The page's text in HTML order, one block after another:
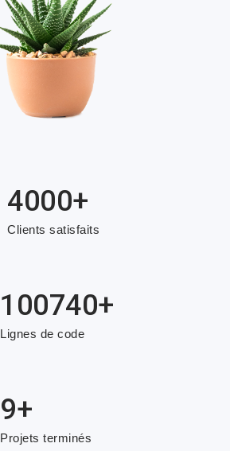
4000+
Clients satisfaits
100740+
Lignes de code
9+
Projets terminés